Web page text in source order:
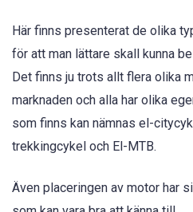
Här finns presenterat de olika
för att man lättare skall kunna
Det finns ju trots allt flera olika
marknaden och alla har olika
som finns kan nämnas el-
trekkingcykel och El-MTB.
Även placeringen av motor har